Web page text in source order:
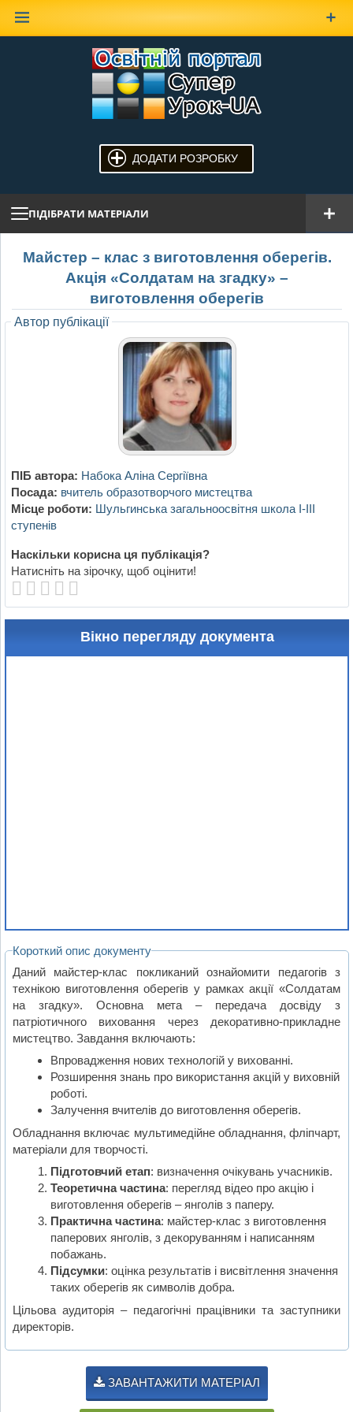
ДОДАТИ РОЗРОБКУ
ПІДІБРАТИ МАТЕРІАЛИ
Майстер – клас з виготовлення оберегів.
Акція «Солдатам на згадку» –
виготовлення оберегів
Автор публікації
ПІБ автора: Набока Аліна Сергіївна
Посада: вчитель образотворчого мистецтва
Місце роботи: Шульгинська загальноосвітня школа І-ІІІ
ступенів
Наскільки корисна ця публікація?
Натисніть на зірочку, щоб оцінити!
Вікно перегляду документа
Короткий опис документу
Даний майстер-клас покликаний ознайомити педагогів з
технікою виготовлення оберегів у рамках акції «Солдатам
на згадку». Основна мета – передача досвіду з
патріотичного виховання через декоративно-прикладне
мистецтво. Завдання включають:
Впровадження нових технологій у вихованні.
Розширення знань про використання акцій у виховній
роботі.
Залучення вчителів до виготовлення оберегів.
Обладнання включає мультимедійне обладнання, фліпчарт,
матеріали для творчості.
Підготовчий етап: визначення очікувань учасників.
Теоретична частина: перегляд відео про акцію і
виготовлення оберегів – янголів з паперу.
Практична частина: майстер-клас з виготовлення
паперових янголів, з декоруванням і написанням
побажань.
Підсумки: оцінка результатів і висвітлення значення
таких оберегів як символів добра.
Цільова аудиторія – педагогічні працівники та заступники
директорів.
ЗАВАНТАЖИТИ МАТЕРІАЛ